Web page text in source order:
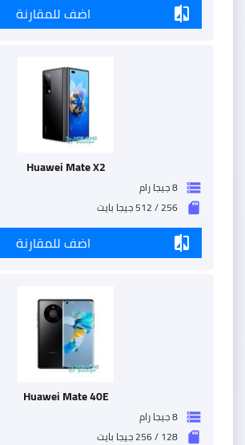
compare اضف للمقارنة
Huawei Mate X2
storage 8 جيجا رام
sd_storage 256 / 512 جيجا بايت
compare اضف للمقارنة
Huawei Mate 40E
storage 8 جيجا رام
sd_storage 128 / 256 جيجا بايت